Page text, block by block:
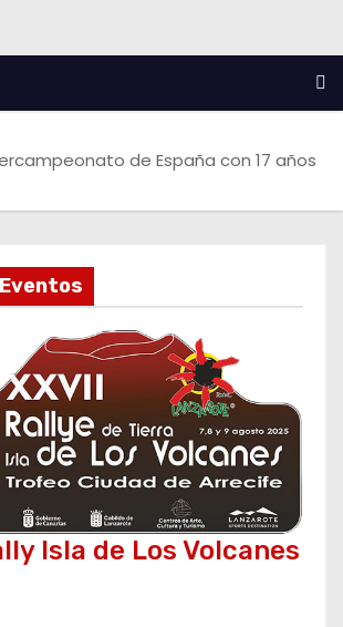
de España con 17 años
Isla de Los Volcanes